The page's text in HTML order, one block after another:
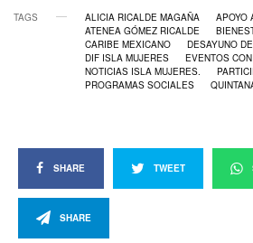
TAGS ALICIA RICALDE MAGAÑA
APOYO
ATENEA GÓMEZ RICALDE
CARIBE MEXICANO
DESAYUNO
DIF ISLA MUJERES
EVENTOS
NOTICIAS ISLA MUJERES.
PROGRAMAS SOCIALES
SHARE TWEET
SHARE